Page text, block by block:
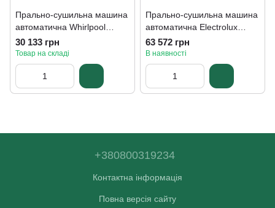
Прально-сушильна машина
автоматична Whirlpool
FFWD 8649 BV UA
30 133 грн
Товар на складі
Прально-сушильна машина
автоматична Electrolux
EW7W5607AP
63 572 грн
В наявності
+380800319234
Контактна інформація
Повна версія сайту